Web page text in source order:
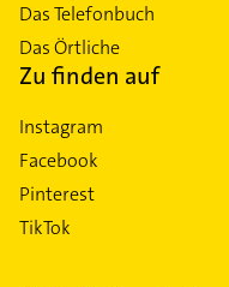
Das Telefonbuch
Das Örtliche
Zu finden auf
Instagram
Facebook
Pinterest
TikTok